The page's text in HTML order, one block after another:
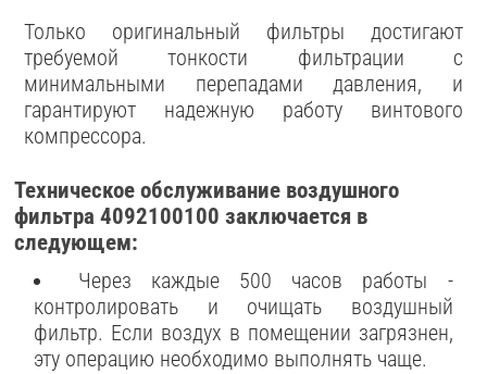
Только оригинальный фильтры достигают
требуемой тонкости фильтрации с
минимальными перепадами давления, и
гарантируют надежную работу винтового
компрессора.
Техническое обслуживание воздушного
фильтра 4092100100 заключается в
следующем:
Через каждые 500 часов работы -
контролировать и очищать воздушный
фильтр. Если воздух в помещении загрязнен,
эту операцию необходимо выполнять чаще.